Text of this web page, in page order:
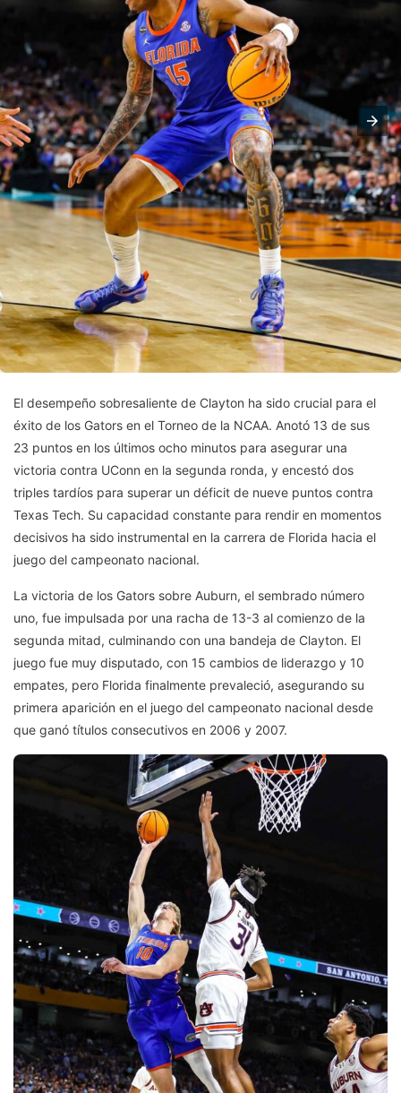
El desempeño sobresaliente de Clayton ha sido crucial para el
éxito de los Gators en el Torneo de la NCAA. Anotó 13 de sus
23 puntos en los últimos ocho minutos para asegurar una
victoria contra UConn en la segunda ronda, y encestó dos
triples tardíos para superar un déficit de nueve puntos contra
Texas Tech. Su capacidad constante para rendir en momentos
decisivos ha sido instrumental en la carrera de Florida hacia el
juego del campeonato nacional.
La victoria de los Gators sobre Auburn, el sembrado número
uno, fue impulsada por una racha de 13-3 al comienzo de la
segunda mitad, culminando con una bandeja de Clayton. El
juego fue muy disputado, con 15 cambios de liderazgo y 10
empates, pero Florida finalmente prevaleció, asegurando su
primera aparición en el juego del campeonato nacional desde
que ganó títulos consecutivos en 2006 y 2007.